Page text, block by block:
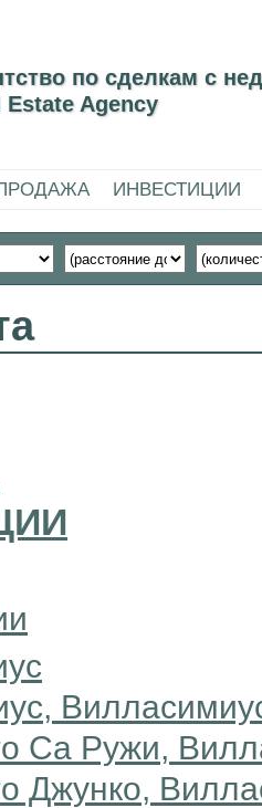
по сделкам с
Estate Agency
ИНВЕСТИЦИИ
Са Ружи,
Джунко,